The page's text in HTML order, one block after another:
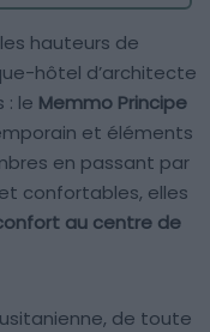
hauteurs de
hôtel d’architecte
: le Memmo Principe
et éléments
en passant par
confortables, elles
au centre de
de toute